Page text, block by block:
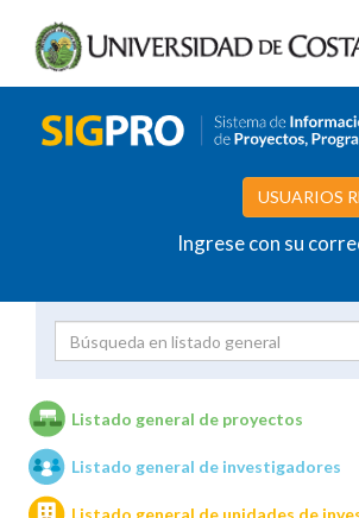
USUARIOS
Ingrese con su
Unidades de investigación
Listado general de proyectos
Listado general de investigadores
Listado general de unidades de